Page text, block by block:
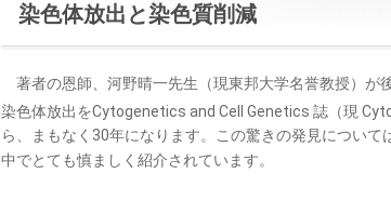
染色体放出と染色質削減
著者の恩師、河野晴一先生（現東邦大学名誉教授）が
染色体放出をCytogenetics and Cell Genetics 誌（現
ら、まもなく30年になります。この驚きの発見につい
中でとても慎ましく紹介されています。